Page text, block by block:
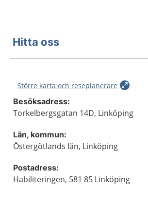
Hitta oss
Större karta och reseplanerare
Besöksadress:
Torkelbergsgatan 14D, Linköping
Län, kommun:
Östergötlands län, Linköping
Postadress:
Habiliteringen, 581 85 Linköping